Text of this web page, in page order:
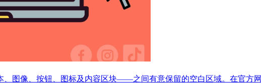
图像、按钮、图标及内容区块——之间有意保留的空白区域。在官方